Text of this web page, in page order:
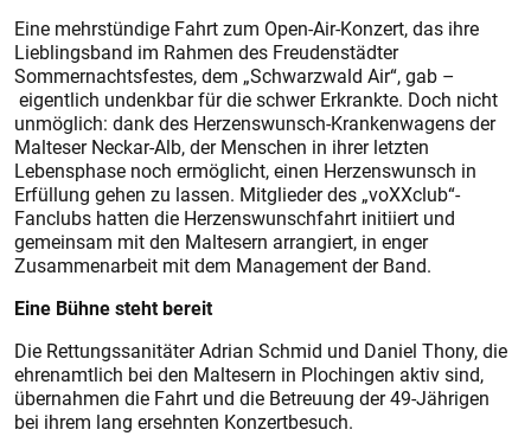
Eine mehrstündige Fahrt zum Open-Air-Konzert, das ihre
Lieblingsband im Rahmen des Freudenstädter
Sommernachtsfestes, dem „Schwarzwald Air“, gab –
eigentlich undenkbar für die schwer Erkrankte. Doch nicht
unmöglich: dank des Herzenswunsch-Krankenwagens der
Malteser Neckar-Alb, der Menschen in ihrer letzten
Lebensphase noch ermöglicht, einen Herzenswunsch in
Erfüllung gehen zu lassen. Mitglieder des „voXXclub“-
Fanclubs hatten die Herzenswunschfahrt initiiert und
gemeinsam mit den Maltesern arrangiert, in enger
Zusammenarbeit mit dem Management der Band.
Eine Bühne steht bereit
Die Rettungssanitäter Adrian Schmid und Daniel Thony, die
ehrenamtlich bei den Maltesern in Plochingen aktiv sind,
übernahmen die Fahrt und die Betreuung der 49-Jährigen
bei ihrem lang ersehnten Konzertbesuch.